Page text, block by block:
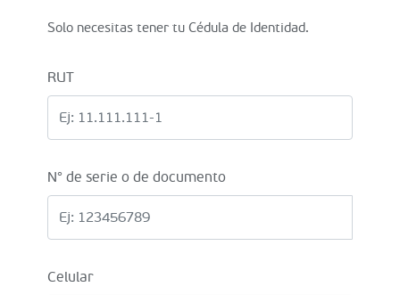
Solo necesitas tener tu Cédula de Identidad.
RUT
N° de serie o de documento
Celular